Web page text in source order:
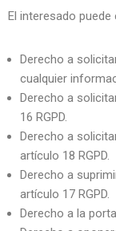
El interesado
Derecho a
cualquier
Derecho a
16 RGPD.
Derecho a
artículo 18 RGPD.
Derecho a
artículo 17 RGPD.
Derecho a la